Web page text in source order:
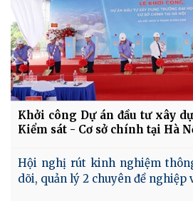
Khởi công Dự án đầu tư xây
Kiểm sát - Cơ sở chính tại Hà
Hội nghị rút kinh nghiệm
dõi, quản lý 2 chuyên đề nghiệp